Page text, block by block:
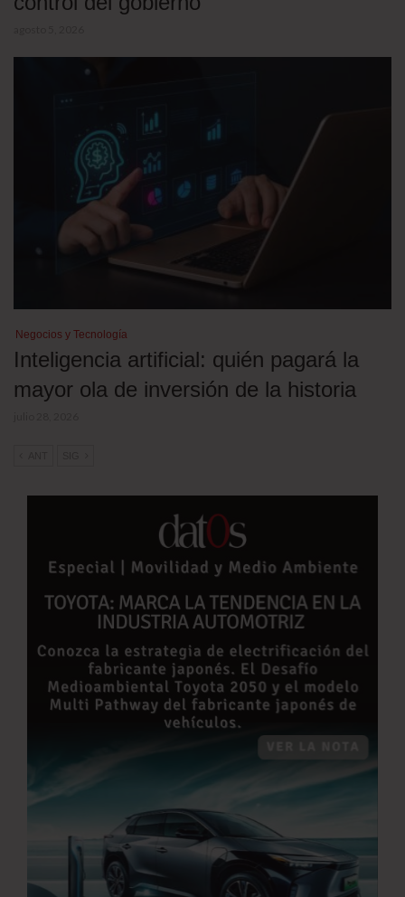
Negocios y Tecnología
Inteligencia artificial: quién pagará la
mayor ola de inversión de la historia